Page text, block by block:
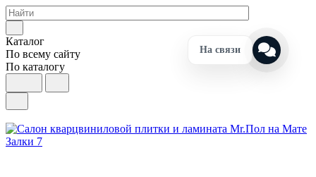
Каталог
По всему сайту
По каталогу
На связи